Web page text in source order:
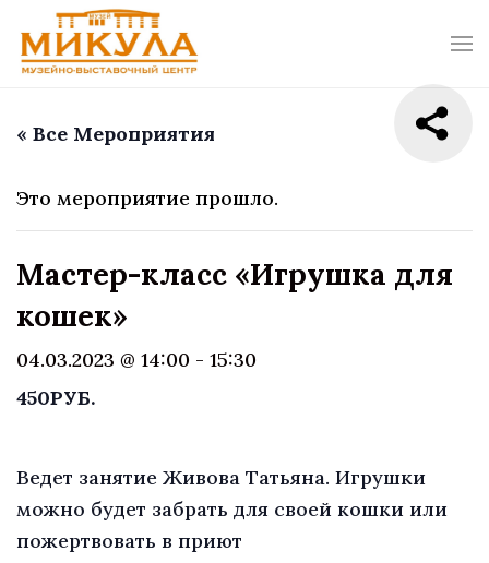
« Все Мероприятия
Это мероприятие прошло.
Мастер-класс «Игрушка для
кошек»
04.03.2023 @ 14:00 - 15:30
450РУБ.
Ведет занятие Живова Татьяна. Игрушки
можно будет забрать для своей кошки или
пожертвовать в приют